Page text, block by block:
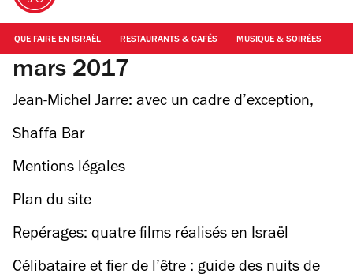
QUE FAIRE EN ISRAËL RESTAURANTS & CAFÉS MUSIQUE & SOIRÉES
mars 2017
Jean-Michel Jarre: avec un cadre d’exception,
une cascade de sons et de lumière éveilleront le
désert.
Shaffa Bar
Mentions légales
Plan du site
Repérages: quatre films réalisés en Israël
Célibataire et fier de l’être : guide des nuits de